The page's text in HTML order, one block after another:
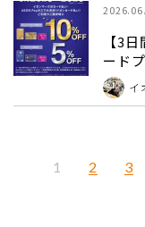
【3
ード
イ
1 2 3